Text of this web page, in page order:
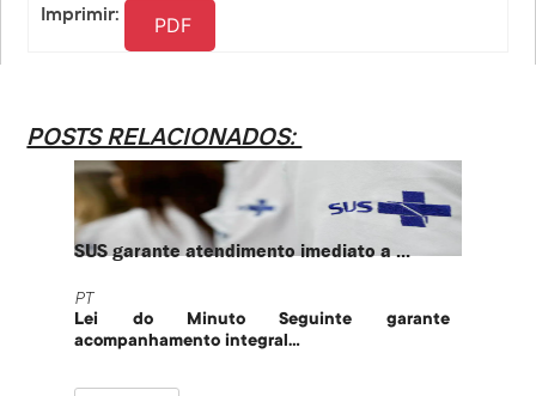
Imprimir: PDF
POSTS RELACIONADOS:
SUS garante atendimento imediato a ...
PT
Lei do Minuto Seguinte garante
acompanhamento integral...